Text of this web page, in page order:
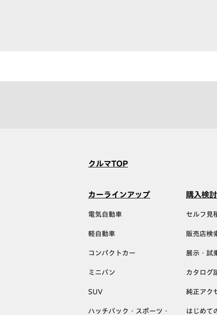
クルマTOP
カーラインアップ
電気自動車
軽自動車
コンパクトカー
ミニバン
SUV
ハッチバック・スポーツ・
購入検
セルフ見
販売店検
展示・試
カタログ
純正アク
はじめて